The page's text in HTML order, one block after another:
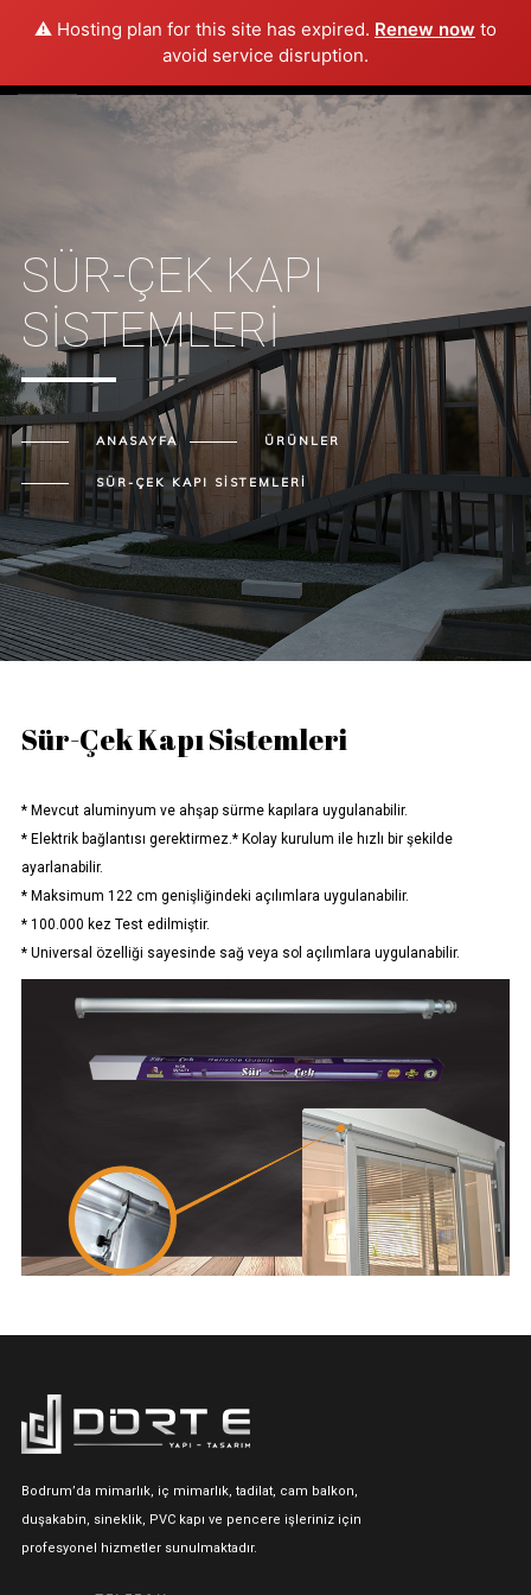
⚠️ Hosting plan for this site has expired. Renew now to
avoid service disruption.
SÜR-ÇEK KAPI
SISTEMLERI
ANASAYFA ÜRÜNLER
SÜR-ÇEK KAPI SISTEMLERI
Sür-Çek Kapı Sistemleri
* Mevcut aluminyum ve ahşap sürme kapılara uygulanabilir.
* Elektrik bağlantısı gerektirmez.* Kolay kurulum ile hızlı bir şekilde
ayarlanabilir.
* Maksimum 122 cm genişliğindeki açılımlara uygulanabilir.
* 100.000 kez Test edilmiştir.
* Universal özelliği sayesinde sağ veya sol açılımlara uygulanabilir.
Bodrum’da mimarlık, iç mimarlık, tadilat, cam balkon,
duşakabin, sineklik, PVC kapı ve pencere işleriniz için
profesyonel hizmetler sunulmaktadır.